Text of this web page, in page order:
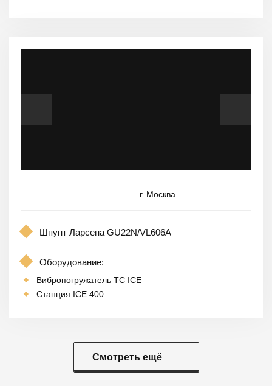
г. Москва
Шпунт Ларсена GU22N/VL606A
Оборудование:
Вибропогружатель TC ICE
Станция ICE 400
Смотреть ещё